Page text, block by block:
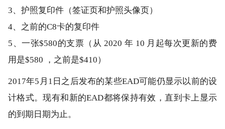
3、护照复印件（签证页和护照头像页）
4、之前的C8卡的复印件
5、一张$580的支票（从 2020 年 10 月起每次更新的费
用是$580 ，之前是$410）
2017年5月1日之后发布的某些EAD可能仍显示以前的设
计格式。现有和新的EAD都将保持有效，直到卡上显示
的到期日期为止。